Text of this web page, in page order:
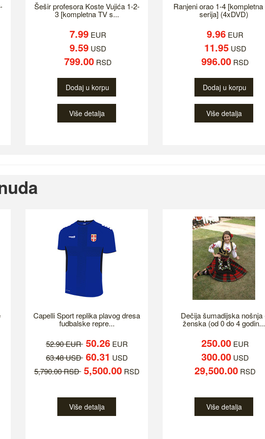
Šešir profesora Koste Vujića 1-2-
3 [kompletna TV s...
7.99 EUR
9.59 USD
799.00 RSD
Dodaj u korpu
Više detalja
Ranjeni orao 1-4
serija] (4xDVD)
9.96 EUR
11.95USD
996.00 RSD
Dodaj u korpu
Više detalja
Capelli Sport replika plavog dresa
fudbalske repre...
52.90 EUR 50.26EUR
63.48 USD 60.31 USD
5,790.00 RSD 5,500.00RSD
Više detalja
Dečija šumadijska nošnja
ženska (od 0 do 4 godin...
250.00 EUR
300.00 USD
29,500.00 RSD
Više detalja